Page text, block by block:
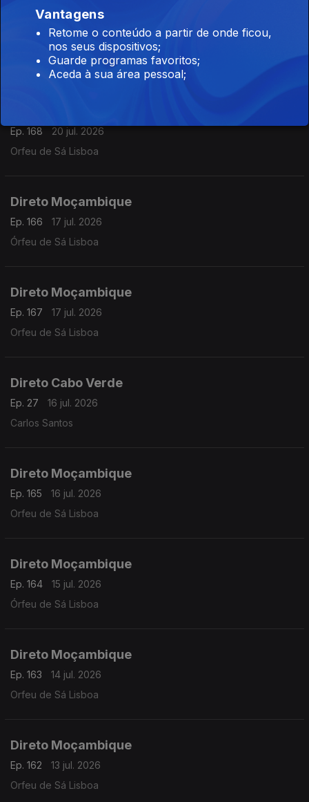
Direto São Tomé e Príncipe 08h30
21 jul. 2026
Oscar Medeiros
Ep. 168
20 jul. 2026
Orfeu de Sá Lisboa
Direto Moçambique
Ep. 166
17 jul. 2026
Órfeu de Sá Lisboa
Direto Moçambique
Ep. 167
17 jul. 2026
Orfeu de Sá Lisboa
Direto Cabo Verde
Ep. 27
16 jul. 2026
Carlos Santos
Direto Moçambique
Ep. 165
16 jul. 2026
Orfeu de Sá Lisboa
Direto Moçambique
Ep. 164
15 jul. 2026
Órfeu de Sá Lisboa
Direto Moçambique
Ep. 163
14 jul. 2026
Orfeu de Sá Lisboa
Direto Moçambique
Ep. 162
13 jul. 2026
Orfeu de Sá Lisboa
Vantagens
Retome o conteúdo a partir de onde ficou,
nos seus dispositivos;
Guarde programas favoritos;
Aceda à sua área pessoal;